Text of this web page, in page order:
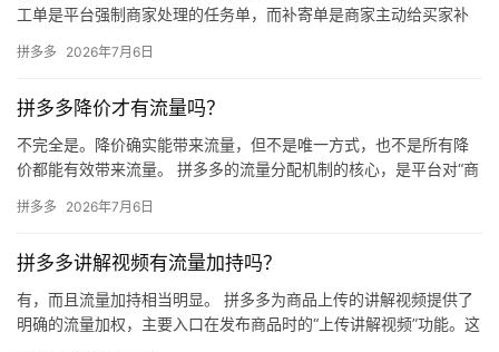
工单是平台强制商家处理的任务单，而补寄单是商家主动给买家补
间未…
拼多多 2026年7月6日
拼多多降价才有流量吗？
不完全是。降价确实能带来流量，但不是唯一方式，也不是所有降
价都能有效带来流量。 拼多多的流量分配机制的核心，是平台对“商
是…
拼多多 2026年7月6日
拼多多讲解视频有流量加持吗？
有，而且流量加持相当明显。 拼多多为商品上传的讲解视频提供了
明确的流量加权，主要入口在发布商品时的“上传讲解视频”功能。这